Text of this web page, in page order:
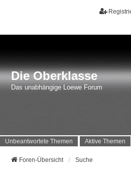
Die Oberklasse
Das unabhängige Loewe Forum
Unbeantwortete Themen Aktive Themen
Foren-Übersicht Suche